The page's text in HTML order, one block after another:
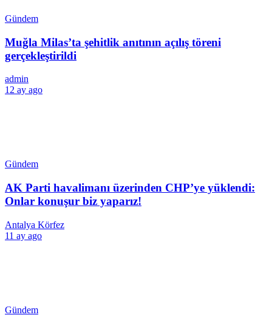
Gündem
Muğla Milas’ta şehitlik anıtının açılış töreni
gerçekleştirildi
admin
12 ay ago
Gündem
AK Parti havalimanı üzerinden CHP’ye yüklendi:
Onlar konuşur biz yaparız!
Antalya Körfez
11 ay ago
Gündem